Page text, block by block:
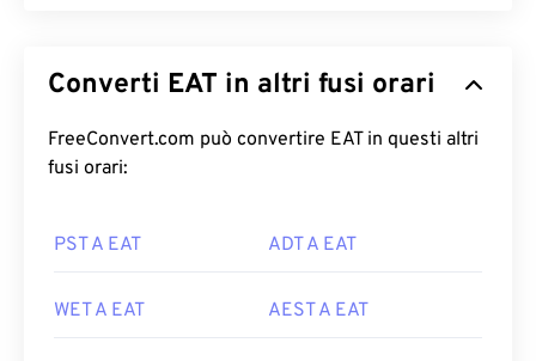
Converti EAT in altri fusi orari
FreeConvert.com può convertire EAT in questi altri
fusi orari:
PST A EAT ADT A EAT
WET A EAT AEST A EAT